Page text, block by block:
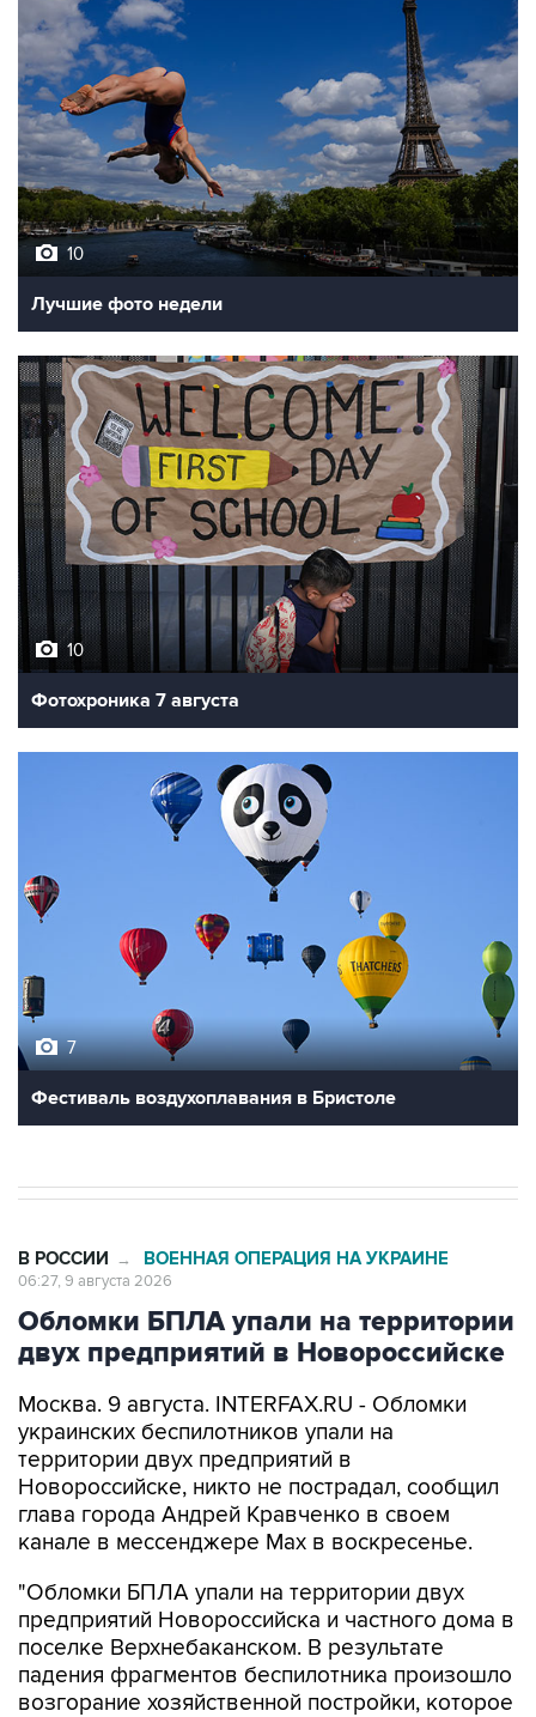
10
Лучшие фото недели
10
Фотохроника 7 августа
7
Фестиваль воздухоплавания в Бристоле
В РОССИИ → ВОЕННАЯ ОПЕРАЦИЯ НА УКРАИНЕ
06:27, 9 августа 2026
Обломки БПЛА упали на территории
двух предприятий в Новороссийске
Москва. 9 августа. INTERFAX.RU - Обломки
украинских беспилотников упали на
территории двух предприятий в
Новороссийске, никто не пострадал, сообщил
глава города Андрей Кравченко в своем
канале в мессенджере Max в воскресенье.
"Обломки БПЛА упали на территории двух
предприятий Новороссийска и частного дома в
поселке Верхнебаканском. В результате
падения фрагментов беспилотника произошло
возгорание хозяйственной постройки, которое